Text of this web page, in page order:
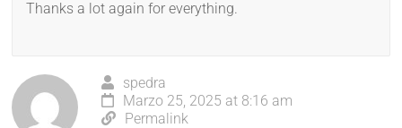
Thanks a lot again for everything.
spedra
Marzo 25, 2025 at 8:16 am
Permalink